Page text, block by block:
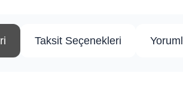
Taksit Seçenekleri